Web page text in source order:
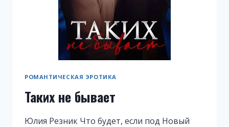
РОМАНТИЧЕСКАЯ ЭРОТИКА
Таких не бывает
Юлия Резник Что будет, если под Новый